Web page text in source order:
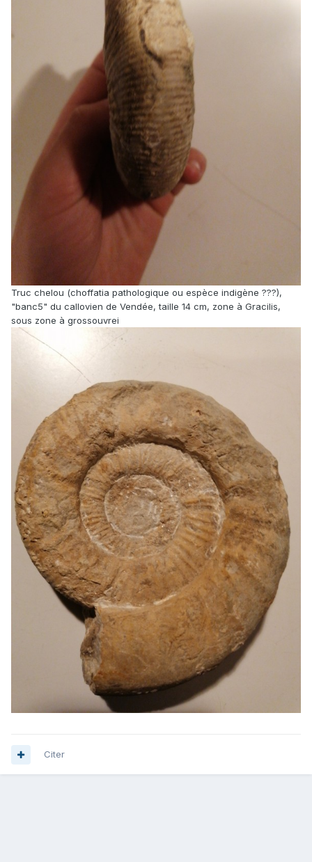
Truc chelou (choffatia pathologique ou espèce indigène ???),
"banc5" du callovien de Vendée, taille 14 cm, zone à Gracilis,
sous zone à grossouvrei
Citer